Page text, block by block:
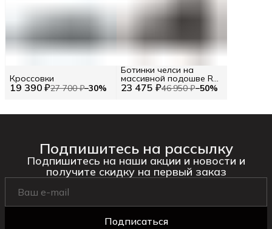
19 390 ₽27 700 ₽−30%
Кроссовки
23 475 ₽46 950 ₽−50%
Ботинки челси на
массивной подошве RU
38.5 / EU 39 / 39
Подпишитесь на рассылку
Подпишитесь на наши акции и новости и
получите скидку на первый заказ
Подписаться